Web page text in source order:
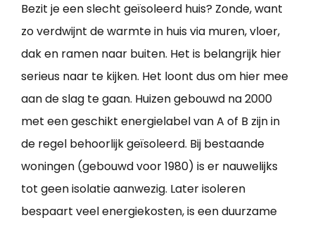
Bezit je een slecht geïsoleerd huis? Zonde, want
zo verdwijnt de warmte in huis via muren, vloer,
dak en ramen naar buiten. Het is belangrijk hier
serieus naar te kijken. Het loont dus om hier mee
aan de slag te gaan. Huizen gebouwd na 2000
met een geschikt energielabel van A of B zijn in
de regel behoorlijk geïsoleerd. Bij bestaande
woningen (gebouwd voor 1980) is er nauwelijks
tot geen isolatie aanwezig. Later isoleren
bespaart veel energiekosten, is een duurzame